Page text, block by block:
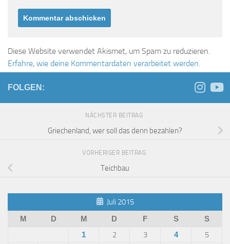
Diese Website verwendet Akismet, um Spam zu reduzieren.
Erfahre, wie deine Kommentardaten verarbeitet werden.
FOLGEN:
NÄCHSTER BEITRAG
Griechenland, wer soll das denn bezahlen?
VORHERIGER BEITRAG
Teichbau
Juli 2015
M D M D F S
S
1
2 3 4
5